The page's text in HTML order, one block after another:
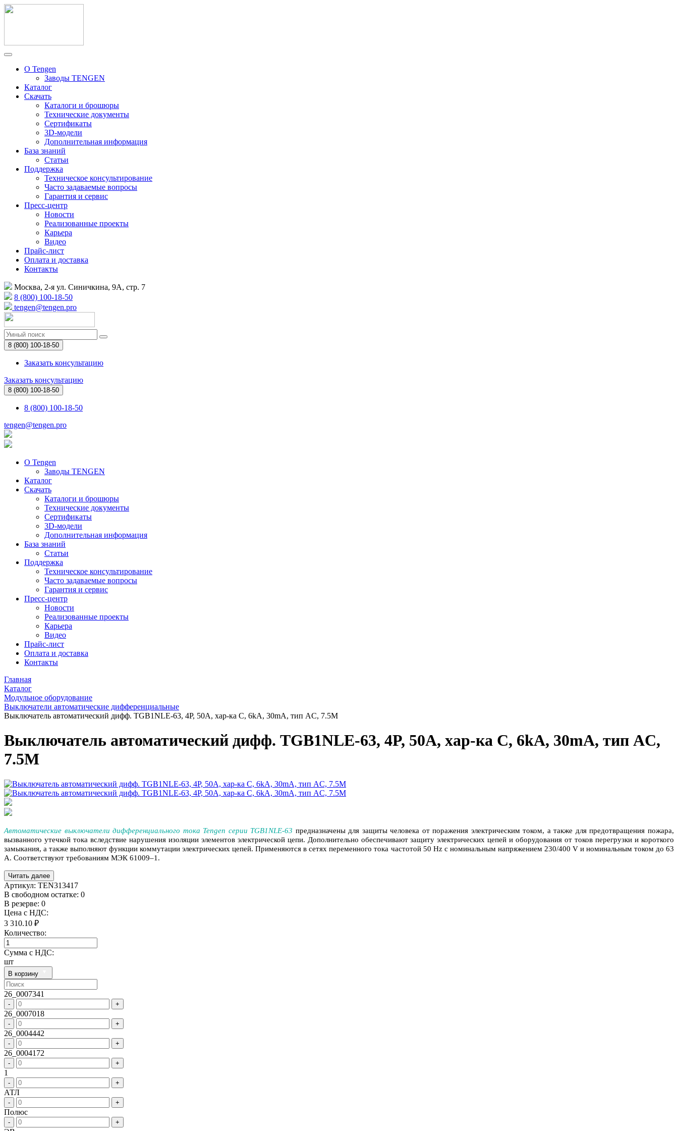
О Tengen
Заводы TENGEN
Каталог
Скачать
Каталоги и брошюры
Технические документы
Сертификаты
3D-модели
Дополнительная информация
База знаний
Статьи
Поддержка
Техническое консультирование
Часто задаваемые вопросы
Гарантия и сервис
Пресс-центр
Новости
Реализованные проекты
Карьера
Видео
Прайс-лист
Оплата и доставка
Контакты
Москва, 2-я ул. Синичкина, 9А, стр. 7
8 (800) 100-18-50
tengen@tengen.pro
8 (800) 100-18-50
Заказать консультацию
Заказать консультацию
8 (800) 100-18-50
8 (800) 100-18-50
tengen@tengen.pro
О Tengen
Заводы TENGEN
Каталог
Скачать
Каталоги и брошюры
Технические документы
Сертификаты
3D-модели
Дополнительная информация
База знаний
Статьи
Поддержка
Техническое консультирование
Часто задаваемые вопросы
Гарантия и сервис
Пресс-центр
Новости
Реализованные проекты
Карьера
Видео
Прайс-лист
Оплата и доставка
Контакты
Главная
Каталог
Модульное оборудование
Выключатели автоматические дифференциальные
Выключатель автоматический дифф. TGB1NLE-63, 4P, 50A, хар-ка C, 6kA, 30mA, тип AC, 7.5M
Выключатель автоматический дифф. TGB1NLE-63, 4P, 50A, хар-ка C, 6kA, 30mA, тип AC,
7.5M
Автоматические выключатели дифференциального тока Tengen серии TGB1NLE‑63 предназначены для защиты человека от поражения электрическим током, а также для предотвращения пожара,
вызванного утечкой тока вследствие нарушения изоляции элементов электрической цепи. Дополнительно обеспечивают защиту электрических цепей и оборудования от токов перегрузки и короткого
замыкания, а также выполняют функции коммутации электрических цепей. Применяются в сетях переменного тока частотой 50 Hz с номинальным напряжением 230/400 V и номинальным током до 63
А. Соответствуют требованиям МЭК 61009–1.
Читать далее
Артикул: TEN313417
В свободном остатке: 0
В резерве: 0
Цена с НДС:
3 310.10 ₽
Количество:
Сумма с НДС:
шт
В корзину
26_0007341
- +
26_0007018
- +
26_0004442
- +
26_0004172
- +
1
- +
АТЛ
- +
Полюс
- +